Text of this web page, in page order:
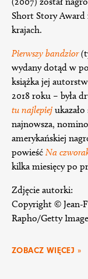
Short Story
krajach.
Pierwszy bandzior(
wydany dotąd w
książka jej
2018 roku – była
tu najlepiej
najnowsza,
amerykańskiej
powieść Na
kilka miesięcy po
Zdjęcie autorki:
Copyright © Jean-
Rapho/Getty
ZOBACZ WIĘCEJ »